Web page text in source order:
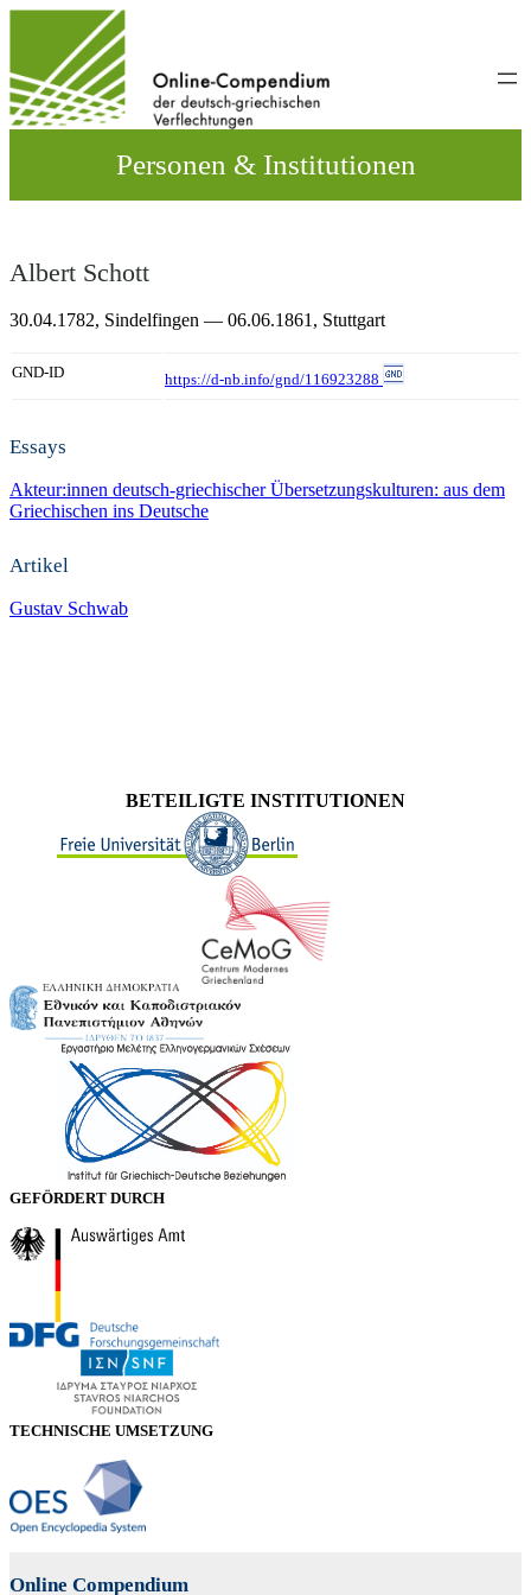
wechseln
Personen & Institutionen
Albert Schott
30.04.1782, Sindelfingen — 06.06.1861, Stuttgart
GND-ID https://d-nb.info/gnd/116923288
Essays
Akteur:innen deutsch-griechischer Übersetzungskulturen: aus dem
Griechischen ins Deutsche
Artikel
Gustav Schwab
BETEILIGTE INSTITUTIONEN
GEFÖRDERT DURCH
TECHNISCHE UMSETZUNG
Online Compendium